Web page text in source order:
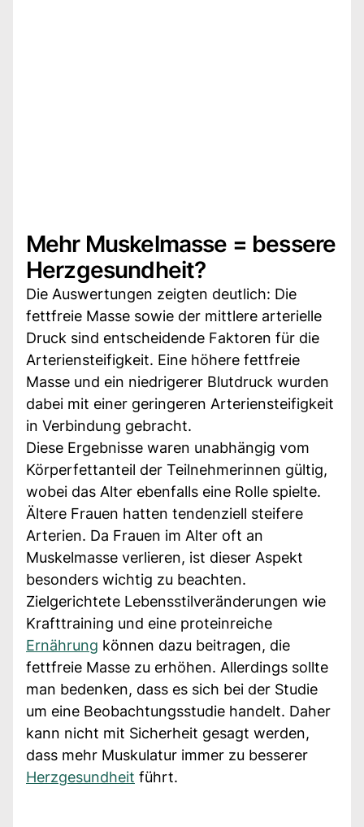
Mehr Muskelmasse = bessere
Herzgesundheit?
Die Auswertungen zeigten deutlich: Die
fettfreie Masse sowie der mittlere arterielle
Druck sind entscheidende Faktoren für die
Arteriensteifigkeit. Eine höhere fettfreie
Masse und ein niedrigerer Blutdruck wurden
dabei mit einer geringeren Arteriensteifigkeit
in Verbindung gebracht.
Diese Ergebnisse waren unabhängig vom
Körperfettanteil der Teilnehmerinnen gültig,
wobei das Alter ebenfalls eine Rolle spielte.
Ältere Frauen hatten tendenziell steifere
Arterien. Da Frauen im Alter oft an
Muskelmasse verlieren, ist dieser Aspekt
besonders wichtig zu beachten.
Zielgerichtete Lebensstilveränderungen wie
Krafttraining und eine proteinreiche
Ernährung können dazu beitragen, die
fettfreie Masse zu erhöhen. Allerdings sollte
man bedenken, dass es sich bei der Studie
um eine Beobachtungsstudie handelt. Daher
kann nicht mit Sicherheit gesagt werden,
dass mehr Muskulatur immer zu besserer
Herzgesundheit führt.